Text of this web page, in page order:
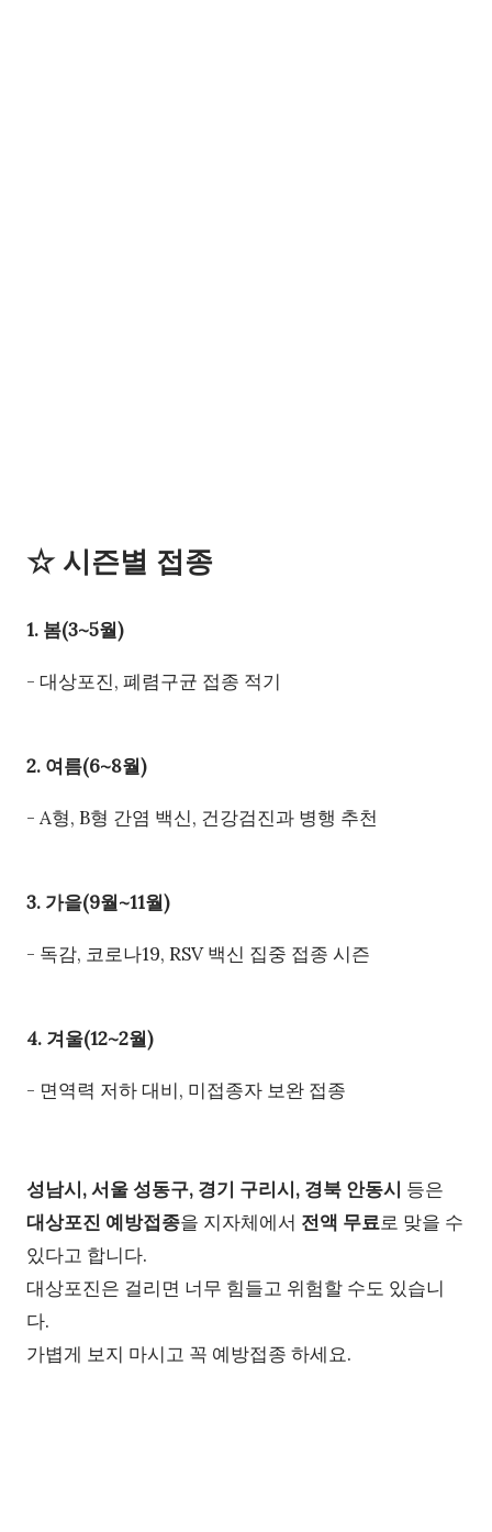
☆ 시즌별 접종
1. 봄(3~5월)
- 대상포진, 폐렴구균 접종 적기
2. 여름(6~8월)
- A형, B형 간염 백신, 건강검진과 병행 추천
3. 가을(9월~11월)
- 독감, 코로나19, RSV 백신 집중 접종 시즌
4. 겨울(12~2월)
- 면역력 저하 대비, 미접종자 보완 접종
성남시, 서울 성동구, 경기 구리시, 경북 안동시 등은
대상포진 예방접종을 지자체에서 전액 무료로 맞을 수
있다고 합니다.
대상포진은 걸리면 너무 힘들고 위험할 수도 있습니
다.
가볍게 보지 마시고 꼭 예방접종 하세요.